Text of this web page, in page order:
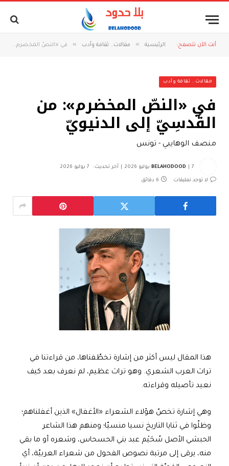
أنت الآن تتصفح: الرئيسية » مقالات.. ثقافة وأدب » في «النصّ المخضرم»: من القُدسِيّ إلى الدنيويّ
مقالات.. ثقافة وأدب
في «النصّ المخضرم»: من
القُدسِيّ إلى الدنيويّ
منصف الوهايبي - تونس
BELAHODOOD 7 يوليو 2026 آخر تحديث: 7 يوليو 2026
لا توجد تعليقات 6 دقائق
هذا المقال ليس أكثر من إشارة تخطّفناها، من قراءتنا في
تراث العرب الشعري. وهو تراث عظيم، لم نعرف بعد كيف
نعيد تأصيله وقراءته.
وهي إشارة تخصّ هؤلاء الشعراء «الأغفال» الذين أغفلناهم؛
وظلّوا في ثنايا التاريخ نسيا منسيّا؛ ومنهم هذا الشاعر
الحبشي الأصل سُحَيْم عبد بني الحسحاس، وشعره أو ما بقي
منه، يرقى إلى مرتبة نصوص الفحول من شعراء العربيّة، أي